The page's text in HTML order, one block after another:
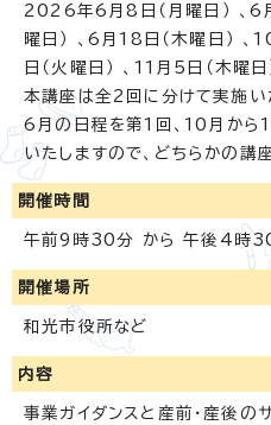
2026年6月8日（月曜日） 、6
曜日） 、6月18日（木曜日）
日（火曜日） 、11月5日（木曜
本講座は全2回に分けて実施い
6月の日程を第1回、10月から
いたしますので、どちらかの講
開催時間
午前9時30分 から 午後4時
開催場所
和光市役所など
内容
事業ガイダンスと産前・産後の